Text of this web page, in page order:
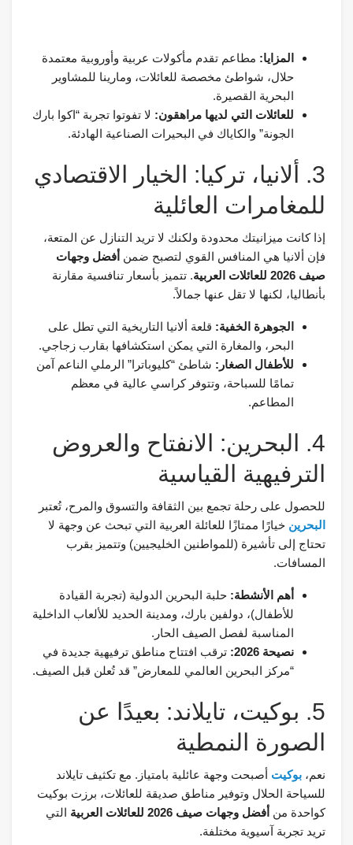
المزايا: مطاعم تقدم مأكولات عربية وأوروبية معتمدة
حلال، شواطئ مخصصة للعائلات، ومارينا للمشاوير
البحرية القصيرة.
للعائلات التي لديها مراهقون: لا تفوتوا تجربة “اكوا بارك
الجونة” والكاياك في البحيرات الصناعية الهادئة.
3. ألانيا، تركيا: الخيار الاقتصادي
للمغامرات العائلية
إذا كانت ميزانيتك محدودة ولكنك لا تريد التنازل عن المتعة،
فإن ألانيا هي المنافس القوي لتصبح ضمن أفضل وجهات
صيف 2026 للعائلات العربية
. تتميز بأسعار تنافسية مقارنة
بأنطاليا، لكنها لا تقل عنها جمالاً.
الجوهرة الخفية: قلعة ألانيا التاريخية التي تطل على
البحر، والمغارة التي يمكن استكشافها بقارب زجاجي.
للأطفال الصغار: شاطئ “كليوباترا” الرملي الناعم آمن
تمامًا للسباحة، وتتوفر كراسي عالية في معظم
المطاعم.
4. البحرين: الانفتاح والعروض
الترفيهية القياسية
للحصول على رحلة تجمع بين الثقافة والتسوق والمرح، تُعتبر
البحرين خيارًا ممتازًا للعائلة العربية التي تبحث عن وجهة لا
تحتاج إلى تأشيرة (للمواطنين الخليجيين) وتتميز بقرب
المسافات.
أهم الأنشطة: حلبة البحرين الدولية (تجربة القيادة
للأطفال)، دولفين بارك، ومدينة الحديد للألعاب الداخلية
المناسبة لفصل الصيف الحار.
نصيحة 2026:
ترقب افتتاح مناطق ترفيهية جديدة في
“مركز البحرين العالمي للمعارض” قد تُعلن قبل الصيف.
5. بوكيت، تايلاند: بعيدًا عن
الصورة النمطية
نعم، بوكيت أصبحت وجهة عائلية بامتياز. مع تكثيف تايلاند
للسياحة الحلال وتوفير مناطق صديقة للعائلات، برزت بوكيت
كواحدة من أفضل وجهات صيف 2026 للعائلات العربية
التي
تريد تجربة آسيوية مختلفة.